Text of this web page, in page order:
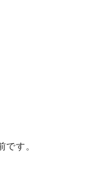
です。